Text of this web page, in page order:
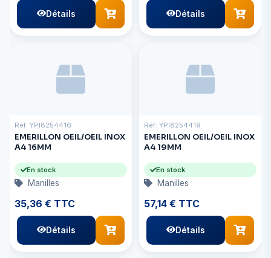
Détails Détails
Réf: YPI8254416
EMERILLON OEIL/OEIL INOX
A4 16MM
En stock
Manilles
35,36 € TTC
Détails
Réf: YPI8254419
EMERILLON OEIL/OEIL INOX
A4 19MM
En stock
Manilles
57,14 € TTC
Détails